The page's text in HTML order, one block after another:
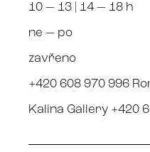
10 — 13 | 14 — 18 h
ne — po
zavřeno
+420 608 970 996
Kalina Gallery +420